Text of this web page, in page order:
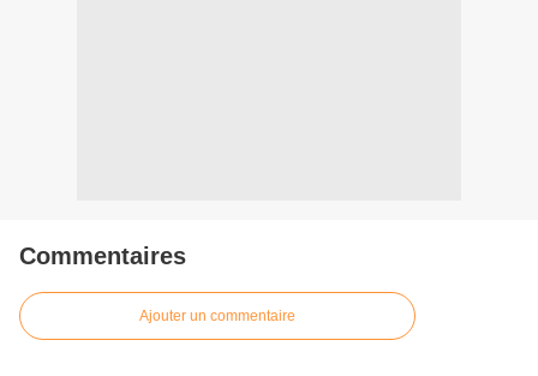
Commentaires
Ajouter un commentaire